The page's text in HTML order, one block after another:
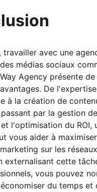
travailler avec une
médias sociaux
Agency présente de
De
à la création de
par la gestion
l'optimisation du ROI,
vous aider à
sur les réseaux
externalisant cette
vous pouvez
du temps et